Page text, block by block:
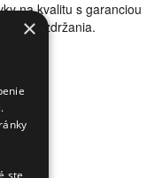
na kvalitu s garanciou
bez zdržania.
×
ste